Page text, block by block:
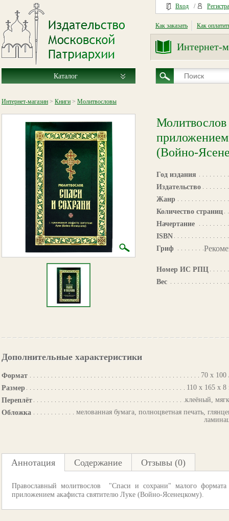
Вход /
Как заказать Как
Интернет-
Каталог
Интернет-магазин > Книги > Молитвословы
(Войно-
Год издания
Издательство
Жанр
Количество страниц
Начертание
ISBN
Гриф
Номер ИС РПЦ
Вес
Дополнительные характеристики
Формат
70 х 100
Размер
110 х 165 х
Переплёт
клеёный,
Обложка
мелованная бумага, полноцветная печать,
Аннотация Содержание Отзывы (0)
Православный молитвослов "Спаси и сохрани" малого
приложением акафиста святителю Луке (Войно-Ясенецкому).